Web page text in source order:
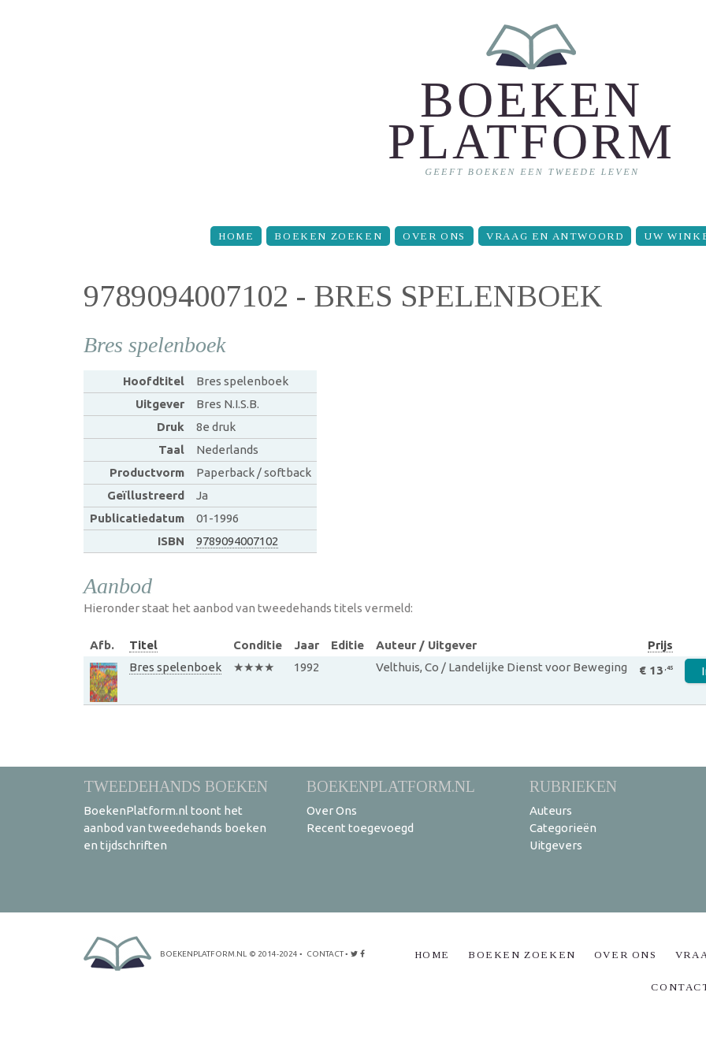
HOME BOEKEN ZOEKEN OVER ONS VRAAG EN ANTWOORD UW
9789094007102 - BRES SPELENBOEK
Bres spelenboek
Hoofdtitel
Bres spelenboek
Uitgever
Bres N.I.S.B.
Druk
8e druk
Taal
Nederlands
Productvorm
Paperback / softback
Geïllustreerd
Ja
Publicatiedatum
01-1996
ISBN
9789094007102
Aanbod
Hieronder staat het aanbod van tweedehands titels vermeld:
Afb. Titel Conditie Jaar Editie Auteur / Uitgever
Prijs
Bres spelenboek
★★★★ 1992 Velthuis, Co / Landelijke Dienst voor Beweging € 13 ,45
TWEEDEHANDS BOEKEN
BoekenPlatform.nl toont het
aanbod van tweedehands boeken
en tijdschriften
BOEKENPLATFORM.NL
Over Ons
Recent toegevoegd
RUBRIEKEN
Auteurs
Categorieën
Uitgevers
BOEKENPLATFORM.NL © 2014-2024 • CONTACT• HOME BOEKEN ZOEKEN OVER ONS